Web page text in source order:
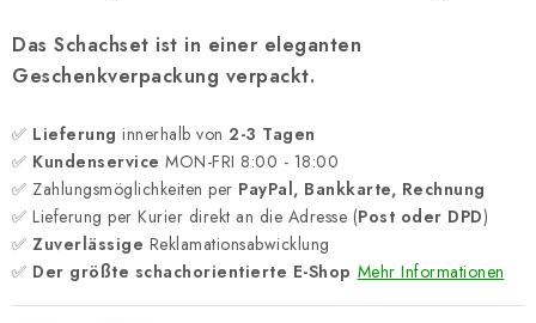
Das Schachset ist in einer eleganten
Geschenkverpackung verpackt.
✅ Lieferung innerhalb von 2-3 Tagen
✅ Kundenservice MON-FRI 8:00 - 18:00
✅ Zahlungsmöglichkeiten per PayPal, Bankkarte, Rechnung
✅ Lieferung per Kurier direkt an die Adresse (Post oder DPD)
✅ Zuverlässige Reklamationsabwicklung
✅ Der größte schachorientierte E-Shop Mehr Informationen